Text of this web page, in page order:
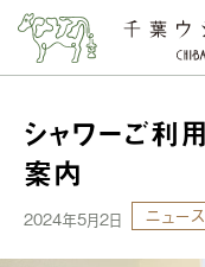
シャワーご利
案内
2024年5月2日 ニュース